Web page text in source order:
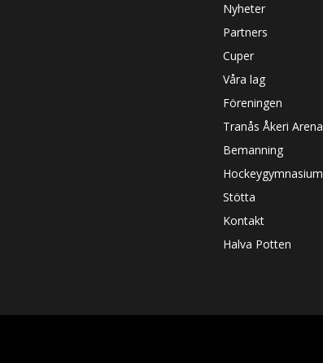
Nyheter
Partners
Cuper
Våra lag
Föreningen
Tranås Åkeri Arena
Bemanning
Hockeygymnasium
Stötta
Kontakt
Halva Potten